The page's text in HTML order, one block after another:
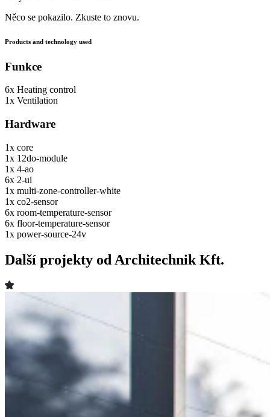
Něco se pokazilo. Zkuste to znovu.
Products and technology used
Funkce
6x Heating control
1x Ventilation
Hardware
1x core
1x 12do-module
1x 4-ao
6x 2-ui
1x multi-zone-controller-white
1x co2-sensor
6x room-temperature-sensor
6x floor-temperature-sensor
1x power-source-24v
Další projekty od Architechnik Kft.